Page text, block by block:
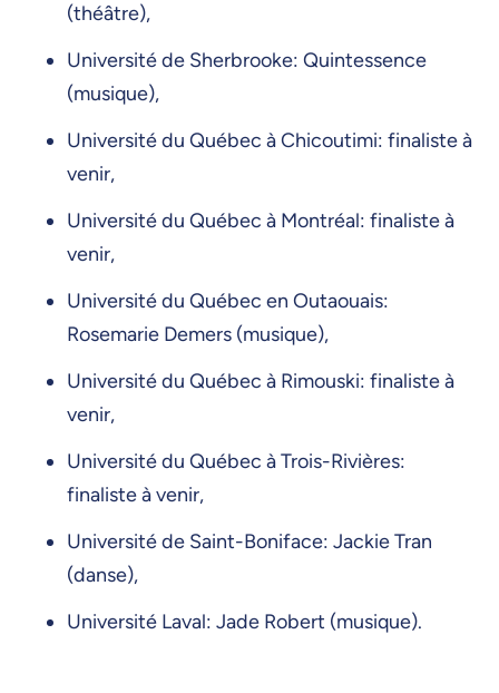
(théâtre),
Université de Sherbrooke: Quintessence
(musique),
Université du Québec à Chicoutimi: finaliste à
venir,
Université du Québec à Montréal: finaliste à
venir,
Université du Québec en Outaouais:
Rosemarie Demers (musique),
Université du Québec à Rimouski: finaliste à
venir,
Université du Québec à Trois-Rivières:
finaliste à venir,
Université de Saint-Boniface: Jackie Tran
(danse),
Université Laval: Jade Robert (musique).